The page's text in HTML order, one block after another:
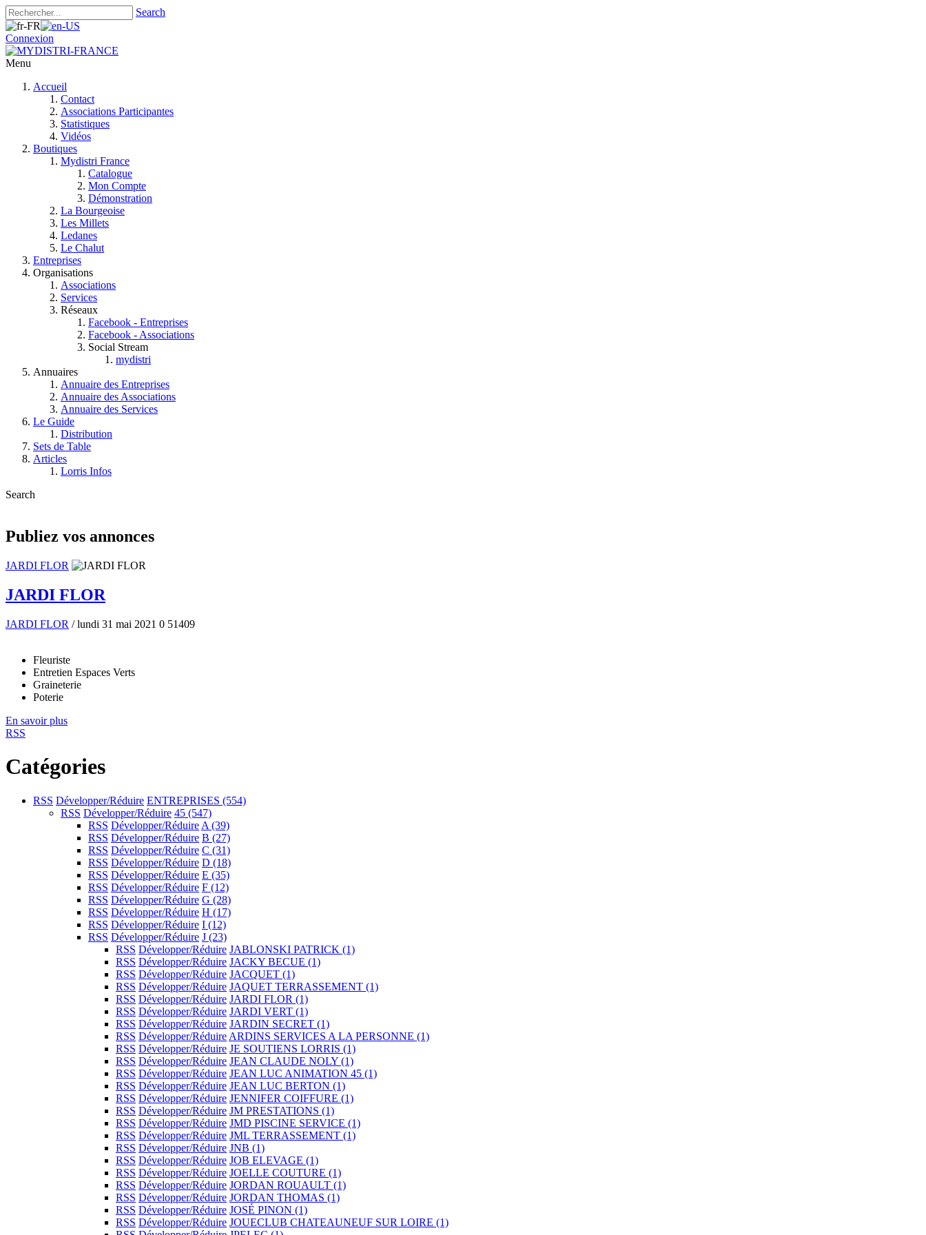
Search
Connexion
Menu
Accueil
Contact
Associations Participantes
Statistiques
Vidéos
Boutiques
Mydistri France
Catalogue
Mon Compte
Démonstration
La Bourgeoise
Les Millets
Ledanes
Le Chalut
Entreprises
Organisations
Associations
Services
Réseaux
Facebook - Entreprises
Facebook - Associations
Social Stream
mydistri
Annuaires
Annuaire des Entreprises
Annuaire des Associations
Annuaire des Services
Le Guide
Distribution
Sets de Table
Articles
Lorris Infos
Search
Publiez vos annonces
JARDI FLOR
JARDI FLOR
JARDI FLOR / lundi 31 mai 2021 0 51409
Fleuriste
Entretien Espaces Verts
Graineterie
Poterie
En savoir plus
RSS
Catégories
RSS Développer/Réduire ENTREPRISES (554)
RSS Développer/Réduire 45 (547)
RSS Développer/Réduire A (39)
RSS Développer/Réduire B (27)
RSS Développer/Réduire C (31)
RSS Développer/Réduire D (18)
RSS Développer/Réduire E (35)
RSS Développer/Réduire F (12)
RSS Développer/Réduire G (28)
RSS Développer/Réduire H (17)
RSS Développer/Réduire I (12)
RSS Développer/Réduire J (23)
RSS Développer/Réduire JABLONSKI PATRICK (1)
RSS Développer/Réduire JACKY BECUE (1)
RSS Développer/Réduire JACQUET (1)
RSS Développer/Réduire JAQUET TERRASSEMENT (1)
RSS Développer/Réduire JARDI FLOR (1)
RSS Développer/Réduire JARDI VERT (1)
RSS Développer/Réduire JARDIN SECRET (1)
RSS Développer/Réduire ARDINS SERVICES A LA PERSONNE (1)
RSS Développer/Réduire JE SOUTIENS LORRIS (1)
RSS Développer/Réduire JEAN CLAUDE NOLY (1)
RSS Développer/Réduire JEAN LUC ANIMATION 45 (1)
RSS Développer/Réduire JEAN LUC BERTON (1)
RSS Développer/Réduire JENNIFER COIFFURE (1)
RSS Développer/Réduire JM PRESTATIONS (1)
RSS Développer/Réduire JMD PISCINE SERVICE (1)
RSS Développer/Réduire JML TERRASSEMENT (1)
RSS Développer/Réduire JNB (1)
RSS Développer/Réduire JOB ELEVAGE (1)
RSS Développer/Réduire JOELLE COUTURE (1)
RSS Développer/Réduire JORDAN ROUAULT (1)
RSS Développer/Réduire JORDAN THOMAS (1)
RSS Développer/Réduire JOSÉ PINON (1)
RSS Développer/Réduire JOUECLUB CHATEAUNEUF SUR LOIRE (1)